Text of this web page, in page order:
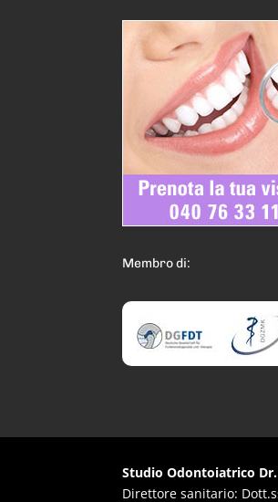
Membro di:
Studio Odontoiatrico Dr.
Direttore sanitario: